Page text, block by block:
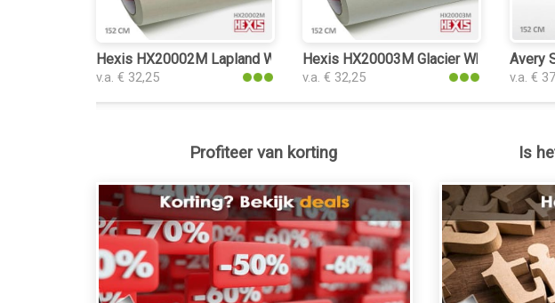
Hexis HX20002M Lapland White Matt plakplastic
v.a. € 32,25
Hexis HX20003M Glacier White Matt
v.a. € 32,25
Avery
v.a. €
Profiteer van korting Is